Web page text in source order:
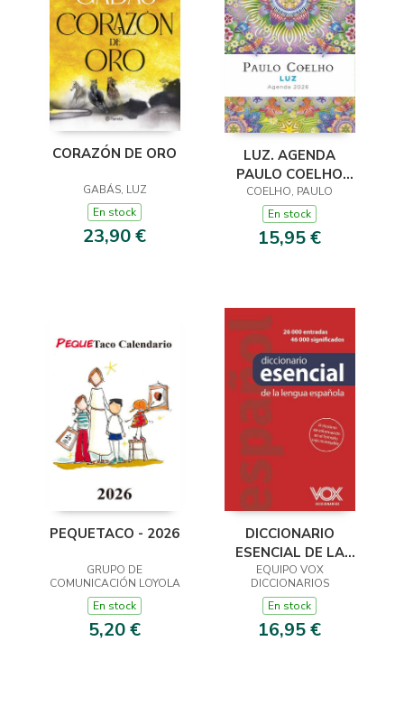
CORAZÓN DE ORO
GABÁS, LUZ
En stock
23,90 €
LUZ. AGENDA
PAULO COELHO
2026
COELHO, PAULO
En stock
15,95 €
PEQUETACO - 2026
GRUPO DE
COMUNICACIÓN LOYOLA
En stock
5,20 €
DICCIONARIO
ESENCIAL DE LA
LENGUA ESPAÑOLA
EQUIPO VOX
DICCIONARIOS
En stock
16,95 €